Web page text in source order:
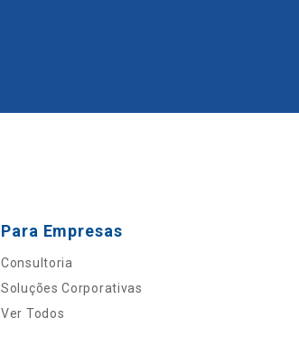
Para Empresas
Consultoria
Soluções Corporativas
Ver Todos